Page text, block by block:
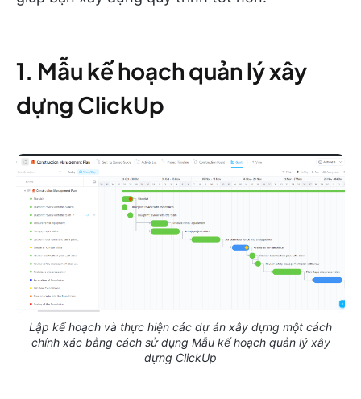
1. Mẫu kế hoạch quản lý xây
dựng ClickUp
Lập kế hoạch và thực hiện các dự án xây dựng một cách
chính xác bằng cách sử dụng Mẫu kế hoạch quản lý xây
dựng ClickUp